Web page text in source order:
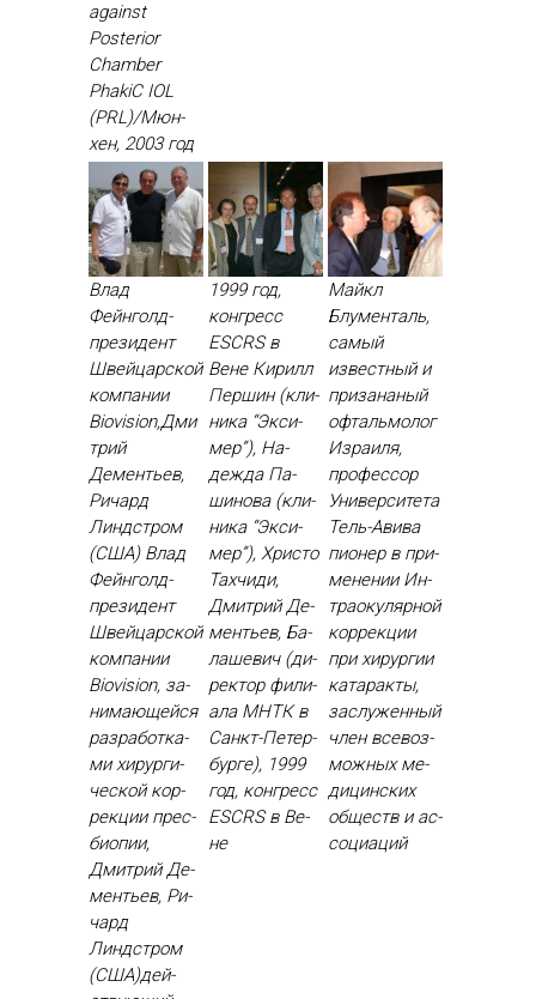
against
Posterior
Chamber
PhakiC IOL
(PRL)/Мюн­
хен, 2003 год
Влад
Фейнголд-
президент
Швейцарской
компании
Biovision,Дми
трий
Дементьев,
Ричард
Линдстром
(США) Влад
Фей­нголд-
пре­зидент
Швей­цар­ской
ком­па­нии
Biovision, за­
нима­ющей­ся
раз­ра­бот­ка­
ми хи­рур­ги­
чес­кой кор­
рекции прес­
би­опии,
Дмит­рий Де­
менть­ев, Ри­
чард
Линдстром
(США)дей­
1999 год,
конгресс
ESCRS в
Вене Ки­рилл
Пер­шин (кли­
ника “Эк­си­
мер”), На­
деж­да Па­
шино­ва (кли­
ника “Эк­си­
мер”), Хрис­то
Тах­чи­ди,
Дмит­рий Де­
менть­ев, Ба­
лаше­вич (ди­
рек­тор фи­ли­
ала МНТК в
Санкт-Пе­тер­
бурге), 1999
год, кон­гресс
ESCRS в Ве­
не
Майкл
Блументаль,
самый
известный и
призананый
офтальмолог
Израиля,
профессор
Университета
Тель-Авива
пи­онер в при­
мене­нии Ин­
тра­оку­ляр­ной
кор­рекции
при хи­рур­гии
ка­тарак­ты,
зас­лу­жен­ный
член все­воз­
можных ме­
дицин­ских
об­ществ и ас­
со­ци­аций